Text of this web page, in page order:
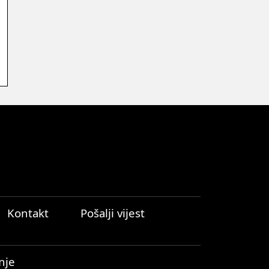
Kontakt
Pošalji vijest